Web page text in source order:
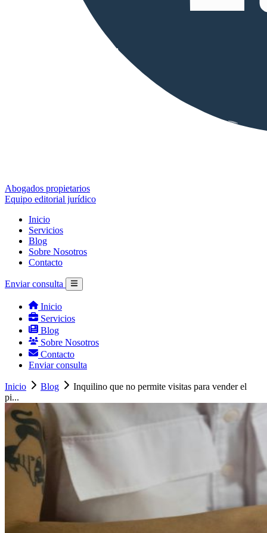
Abogados propietarios
Equipo editorial jurídico
Inicio
Servicios
Blog
Sobre Nosotros
Contacto
Enviar consulta
Inicio
Servicios
Blog
Sobre Nosotros
Contacto
Enviar consulta
Inicio Blog
Inquilino que no permite visitas para vender el
pi...